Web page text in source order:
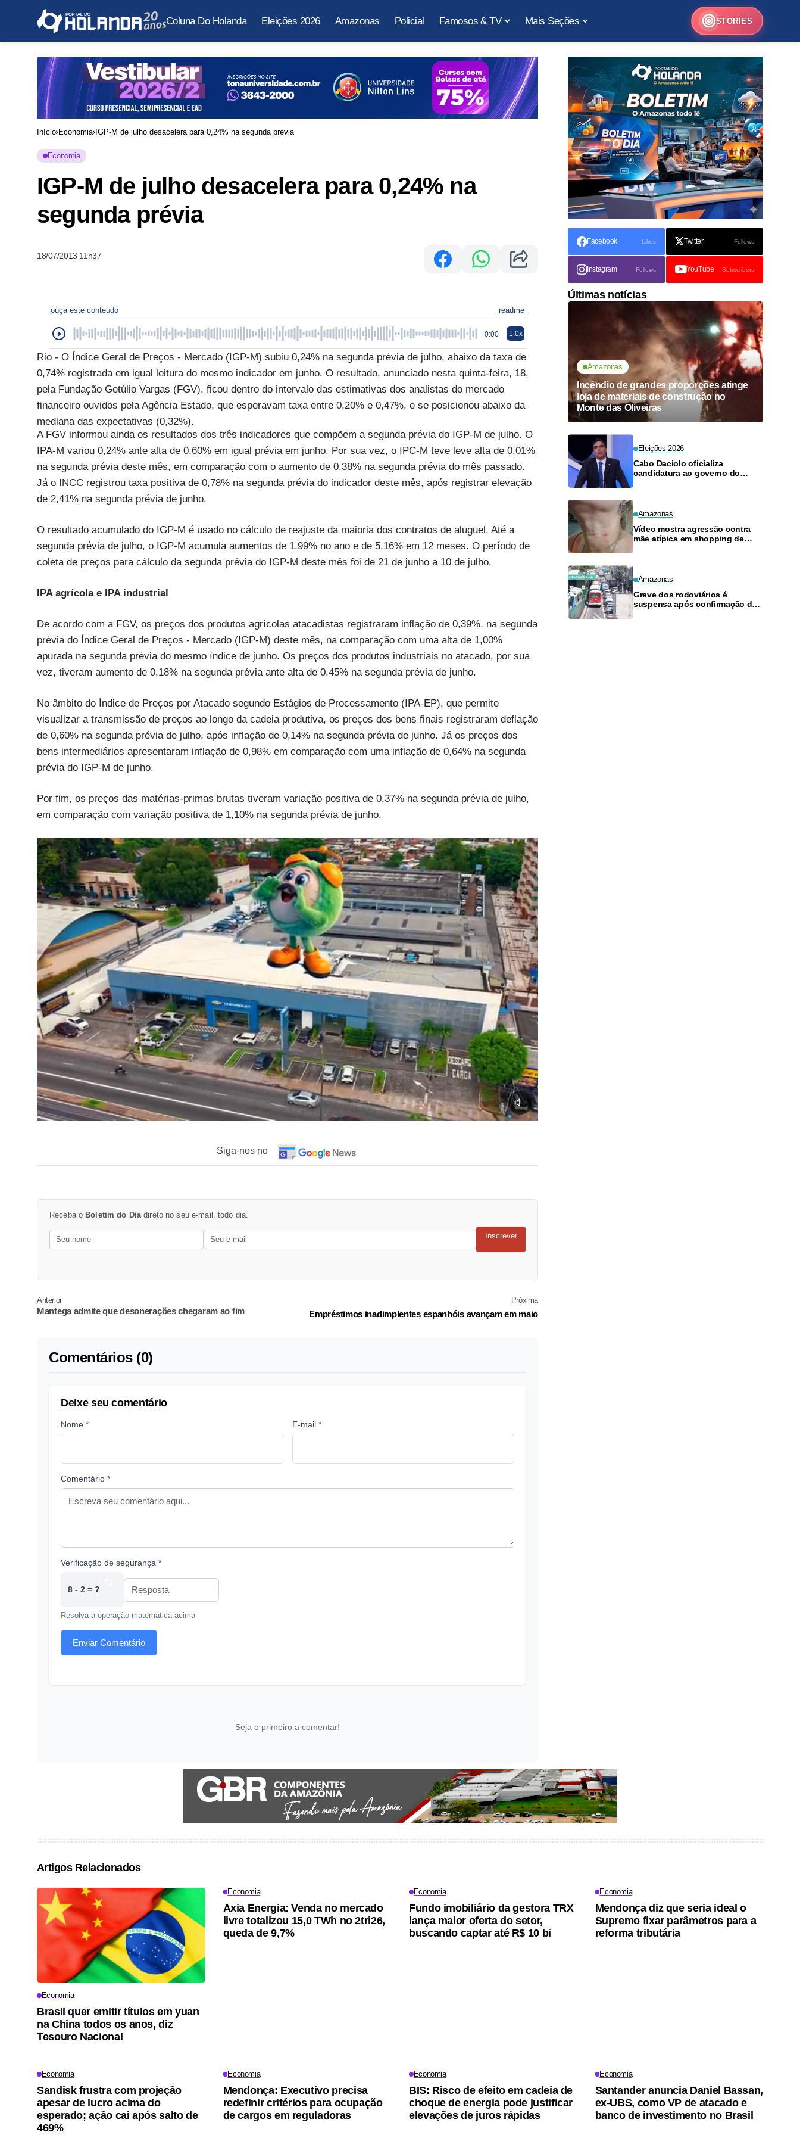
Coluna Do Holanda Eleições 2026 Amazonas Policial Famosos & TV Mais Seções STORIES
Início Economia IGP-M de julho desacelera para 0,24% na segunda prévia
Economia
IGP-M de julho desacelera para 0,24% na
segunda prévia
18/07/2013 11h37
ouça este conteúdo readme
0:00 1.0x
Rio - O Índice Geral de Preços - Mercado (IGP-M) subiu 0,24% na segunda prévia de julho, abaixo da taxa de
0,74% registrada em igual leitura do mesmo indicador em junho. O resultado, anunciado nesta quinta-feira, 18,
pela Fundação Getúlio Vargas (FGV), ficou dentro do intervalo das estimativas dos analistas do mercado
financeiro ouvidos pela Agência Estado, que esperavam taxa entre 0,20% e 0,47%, e se posicionou abaixo da
mediana das expectativas (0,32%).
A FGV informou ainda os resultados dos três indicadores que compõem a segunda prévia do IGP-M de julho. O
IPA-M variou 0,24% ante alta de 0,60% em igual prévia em junho. Por sua vez, o IPC-M teve leve alta de 0,01%
na segunda prévia deste mês, em comparação com o aumento de 0,38% na segunda prévia do mês passado.
Já o INCC registrou taxa positiva de 0,78% na segunda prévia do indicador deste mês, após registrar elevação
de 2,41% na segunda prévia de junho.
O resultado acumulado do IGP-M é usado no cálculo de reajuste da maioria dos contratos de aluguel. Até a
segunda prévia de julho, o IGP-M acumula aumentos de 1,99% no ano e de 5,16% em 12 meses. O período de
coleta de preços para cálculo da segunda prévia do IGP-M deste mês foi de 21 de junho a 10 de julho.
IPA agrícola e IPA industrial
De acordo com a FGV, os preços dos produtos agrícolas atacadistas registraram inflação de 0,39%, na segunda
prévia do Índice Geral de Preços - Mercado (IGP-M) deste mês, na comparação com uma alta de 1,00%
apurada na segunda prévia do mesmo índice de junho. Os preços dos produtos industriais no atacado, por sua
vez, tiveram aumento de 0,18% na segunda prévia ante alta de 0,45% na segunda prévia de junho.
No âmbito do Índice de Preços por Atacado segundo Estágios de Processamento (IPA-EP), que permite
visualizar a transmissão de preços ao longo da cadeia produtiva, os preços dos bens finais registraram deflação
de 0,60% na segunda prévia de julho, após inflação de 0,14% na segunda prévia de junho. Já os preços dos
bens intermediários apresentaram inflação de 0,98% em comparação com uma inflação de 0,64% na segunda
prévia do IGP-M de junho.
Por fim, os preços das matérias-primas brutas tiveram variação positiva de 0,37% na segunda prévia de julho,
em comparação com variação positiva de 1,10% na segunda prévia de junho.
Siga-nos no
Receba o Boletim do Diadireto no seu e-mail, todo dia.
Inscrever
Anterior
Mantega admite que desonerações chegaram ao fim
Próxima
Empréstimos inadimplentes espanhóis avançam em maio
Comentários (0)
Deixe seu comentário
Nome * E-mail *
Comentário *
Verificação de segurança *
8 - 2 = ?
Resolva a operação matemática acima
Enviar Comentário
Seja o primeiro a comentar!
Facebook Likes Twitter Follows
Instagram Follows YouTube Subscribers
Últimas notícias
Amazonas
Incêndio de grandes proporções atinge
loja de materiais de construção no
Monte das Oliveiras
Eleições 2026
Cabo Daciolo oficializa
candidatura ao governo do
Amazonas
Vídeo mostra agressão contra
mãe atípica em shopping de
Amazonas
Greve dos rodoviários é
suspensa após confirmação de
Artigos Relacionados
Economia
Brasil quer emitir títulos em yuan
na China todos os anos, diz
Tesouro Nacional
Economia
Axia Energia: Venda no mercado
livre totalizou 15,0 TWh no 2tri26,
queda de 9,7%
Economia
Fundo imobiliário da gestora TRX
lança maior oferta do setor,
buscando captar até R$ 10 bi
Economia
Mendonça diz que seria ideal o
Supremo fixar parâmetros para a
reforma tributária
Economia
Sandisk frustra com projeção
apesar de lucro acima do
esperado; ação cai após salto de
469%
Economia
Mendonça: Executivo precisa
redefinir critérios para ocupação
de cargos em reguladoras
Economia
BIS: Risco de efeito em cadeia de
choque de energia pode justificar
elevações de juros rápidas
Economia
Santander anuncia Daniel Bassan,
ex-UBS, como VP de atacado e
banco de investimento no Brasil